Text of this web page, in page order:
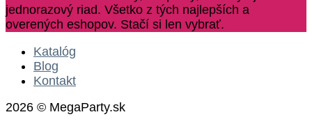
jednorazový riad. Všetko z tých najlepších a
overených eshopov. Stačí si len vybrať.
Katalóg
Blog
Kontakt
2026 © MegaParty.sk